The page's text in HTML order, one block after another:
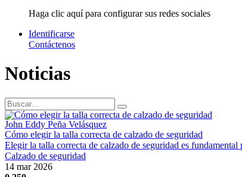
Haga clic aquí para configurar sus redes sociales
Identificarse
Contáctenos
Noticias
John Eddy Peña Velásquez
Cómo elegir la talla correcta de calzado de seguridad
Elegir la talla correcta de calzado de seguridad es
Calzado de seguridad
14 mar 2026